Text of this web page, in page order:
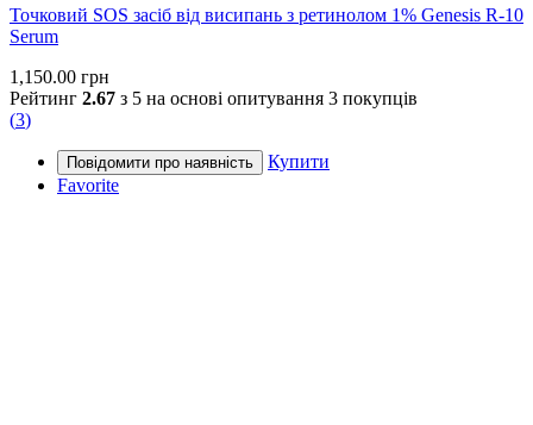
Точковий SOS засіб від висипань з ретинолом 1% Genesis R-10
Serum
1,150.00 грн
Рейтинг 2.67 з 5 на основі опитування 3 покупців
(3)
Купити
Favorite